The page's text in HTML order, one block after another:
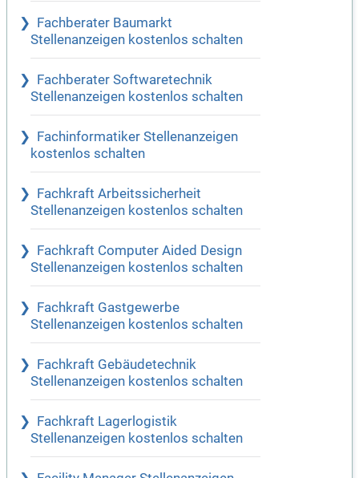
Fachberater Baumarkt
Stellenanzeigen kostenlos schalten
Fachberater Softwaretechnik
Stellenanzeigen kostenlos schalten
Fachinformatiker Stellenanzeigen
kostenlos schalten
Fachkraft Arbeitssicherheit
Stellenanzeigen kostenlos schalten
Fachkraft Computer Aided Design
Stellenanzeigen kostenlos schalten
Fachkraft Gastgewerbe
Stellenanzeigen kostenlos schalten
Fachkraft Gebäudetechnik
Stellenanzeigen kostenlos schalten
Fachkraft Lagerlogistik
Stellenanzeigen kostenlos schalten